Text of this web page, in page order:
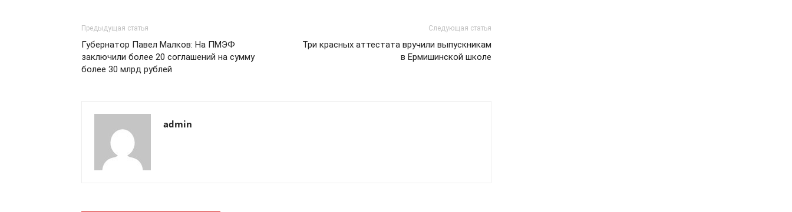
Предыдущая статья
Губернатор Павел Малков: На ПМЭФ
заключили более 20 соглашений на сумму
более 30 млрд рублей
Следующая статья
Три красных аттестата вручили выпускникам
в Ермишинской школе
admin